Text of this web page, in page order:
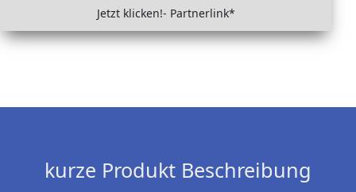
Jetzt klicken!- Partnerlink*
kurze Produkt Beschreibung